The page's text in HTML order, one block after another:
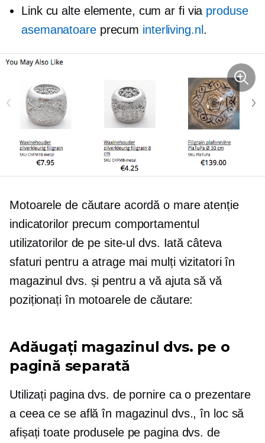
Link cu alte elemente, cum ar fi via produse
asemanatoareprecum interliving.nl .
Motoarele de căutare acordă o mare atenție
indicatorilor precum comportamentul
utilizatorilor de pe site-ul dvs. Iată câteva
sfaturi pentru a atrage mai mulți vizitatori în
magazinul dvs. și pentru a vă ajuta să vă
poziționați în motoarele de căutare:
Adăugați magazinul dvs. pe o
pagină separată
Utilizați pagina dvs. de pornire ca o prezentare
a ceea ce se află în magazinul dvs., în loc să
afișați toate produsele pe pagina dvs. de